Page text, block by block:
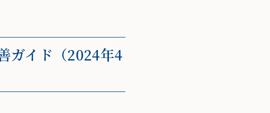
ガイド（2024年4